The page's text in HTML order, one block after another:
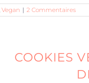
Vegan | 2 Commentaires
COOKIES